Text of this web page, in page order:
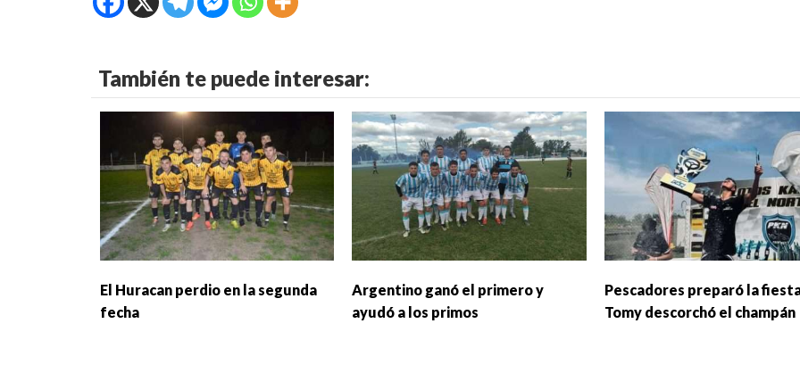
También te puede interesar:
El Huracan perdio en la segunda
fecha
Argentino ganó el primero y
ayudó a los primos
Pescadores preparó la
Tomy descorchó el champán